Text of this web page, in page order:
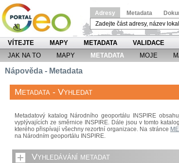
Adresy Metadata
VÍTEJTE MAPY METADATA VALIDACE
JAK NA TO
MAPY METADATA MOJE
Nápověda - Metadata
Metadata - Vyhledat
Metadatový katalog Národního geoportálu INSPIRE
vyplývajících ze směrnice INSPIRE. Dále jsou v tomto
kterého přispívají všechny rezortní organizace. Na stránce
na Národním geoportálu INSPIRE.
Vyhledávání metadat